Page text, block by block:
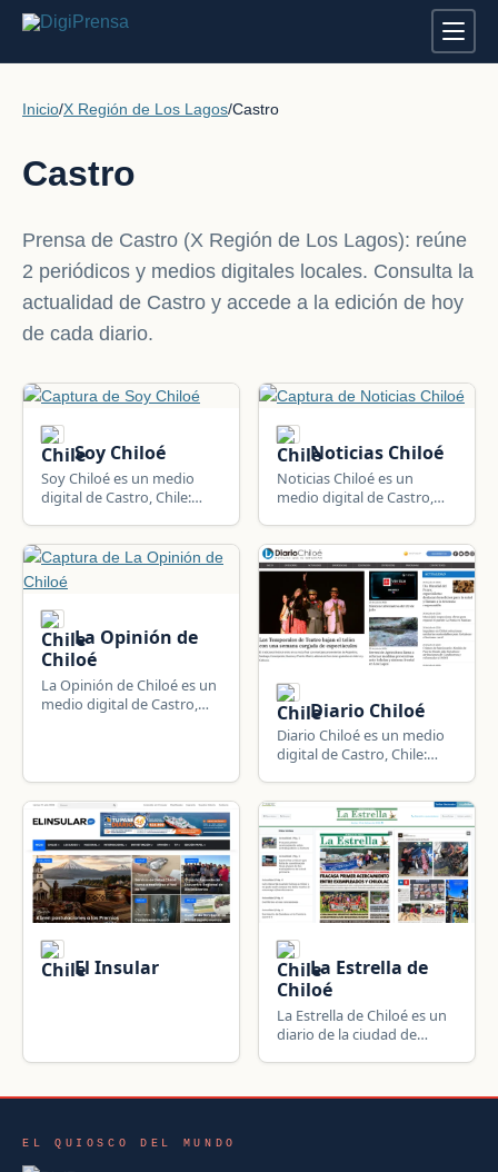
Inicio/X Región de Los Lagos/Castro
Castro
Prensa de Castro (X Región de Los Lagos): reúne
2 periódicos y medios digitales locales. Consulta la
actualidad de Castro y accede a la edición de hoy
de cada diario.
Soy Chiloé
Soy Chiloé es un medio
digital de Castro, Chile:
actualidad de la región.
Noticias Chiloé
Noticias Chiloé es un
medio digital de Castro,
y actualidad de la región.
La Opinión de
Chiloé
La Opinión de Chiloé es un
medio digital de Castro,
Diario Chiloé
Diario Chiloé es un medio
digital de Castro, Chile:
actualidad de la región.
El Insular
La Estrella de
Chiloé
La Estrella de Chiloé es un
diario de la ciudad de
EL QUIOSCO DEL MUNDO